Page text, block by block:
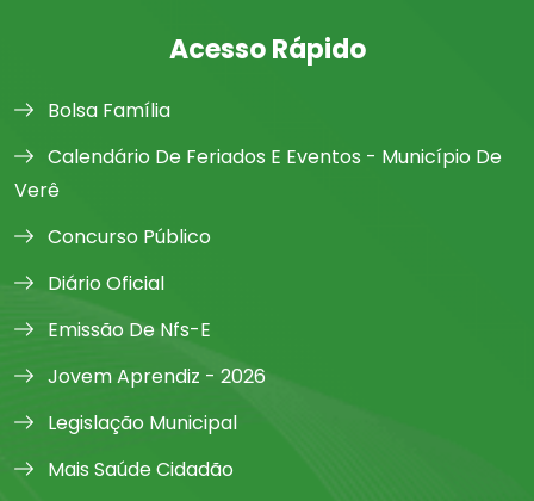
Acesso Rápido
Bolsa Família
Calendário De Feriados E Eventos - Município De
Verê
Concurso Público
Diário Oficial
Emissão De Nfs-E
Jovem Aprendiz - 2026
Legislação Municipal
Mais Saúde Cidadão